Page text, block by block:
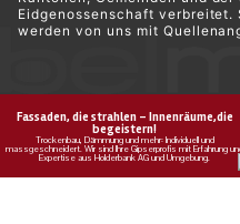
Eidgenossenschaft
werden von uns mit